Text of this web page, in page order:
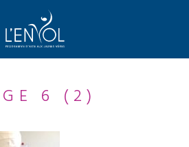
6 (2)